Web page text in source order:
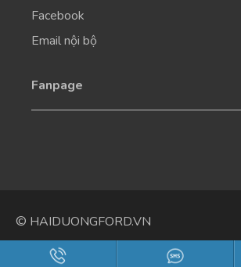
Facebook
Email nội bộ
Fanpage
© HAIDUONGFORD.VN